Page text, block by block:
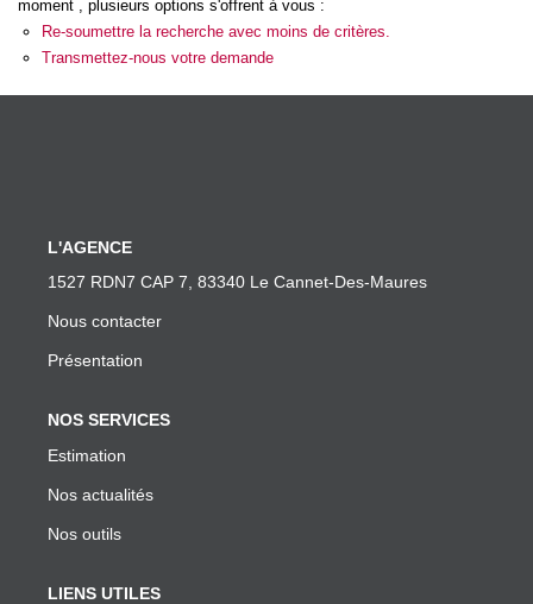
NOTRE AGENCE
moment , plusieurs options s'offrent à vous :
Re-soumettre la recherche avec moins de critères.
Transmettez-nous votre demande
L'AGENCE
1527 RDN7 CAP 7, 83340 Le Cannet-Des-Maures
Nous contacter
Présentation
NOS SERVICES
Estimation
Nos actualités
Nos outils
LIENS UTILES